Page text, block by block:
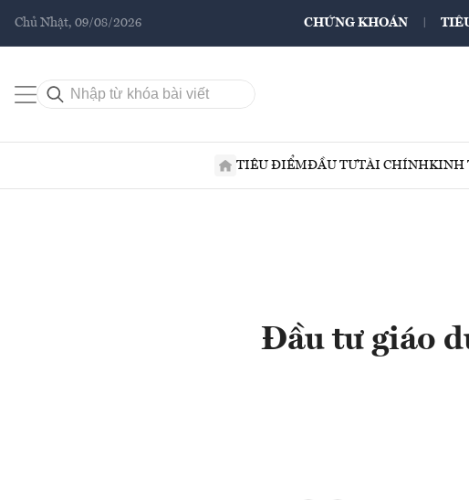
Chủ Nhật, 09/08/2026 CHỨNG KHOÁN
TIÊU ĐIỂMĐẦU TƯTÀI CHÍNHKINH
Đầu tư giáo